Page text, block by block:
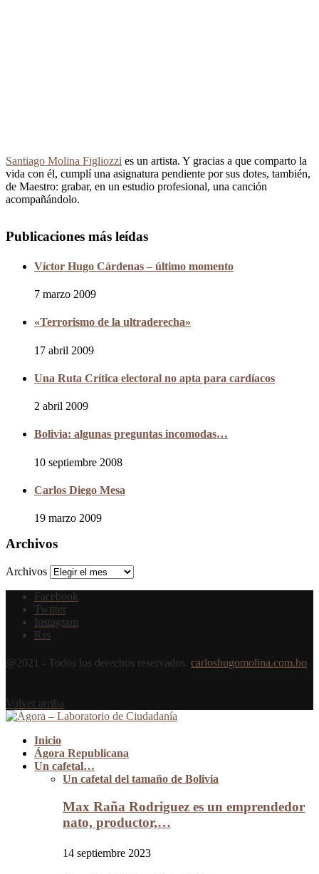
Santiago Molina Figliozzi es un artista. Y gracias a que comparto la
vida con él, cumplí una asignatura pendiente por sus dotes, también,
de Maestro: grabar, en un estudio profesional, una canción
acompañándolo.
Publicaciones más leídas
Víctor Hugo Cárdenas – último momento
7 marzo 2009
«Terrorismo de la ultraderecha»
17 abril 2009
Una Ruta Crítica electoral no apta para cardíacos
2 abril 2009
Bolivia: algunas preguntas incomodas…
10 septiembre 2008
Carlos Diego Mesa
19 marzo 2009
Archivos
Archivos
Facebook
Twitter
Instagram
Rss
@2021 - Todos los derechos reservados. carloshugomolina.com.bo
Volver arriba
Inicio
Ágora Republicana
Un cafetal…
Un cafetal del tamaño de Bolivia
Max Raña Rodriguez es un emprendedor
nato, productor,…
14 septiembre 2023